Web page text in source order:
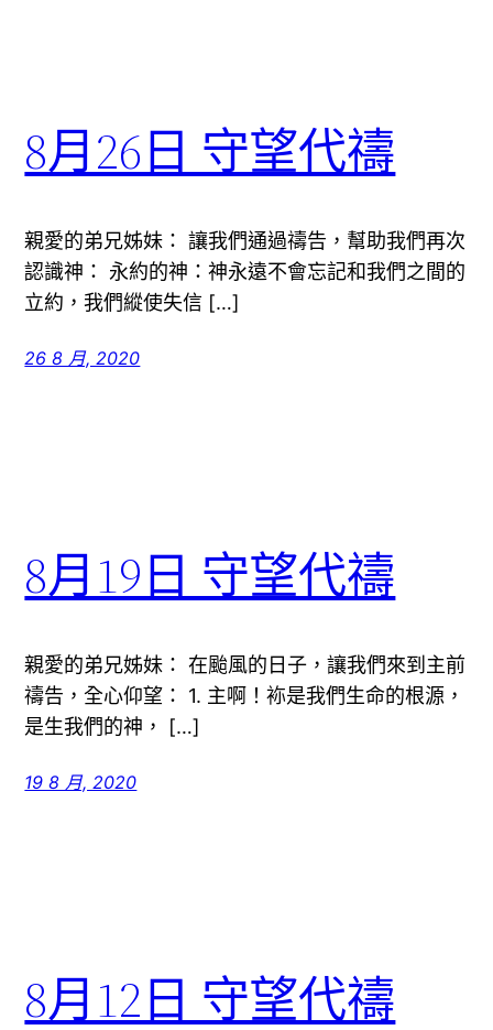
8月26日 守望代禱
親愛的弟兄姊妹： 讓我們通過禱告，幫助我們再次
認識神： 永約的神：神永遠不會忘記和我們之間的
立約，我們縱使失信 […]
26 8 月, 2020
8月19日 守望代禱
親愛的弟兄姊妹： 在颱風的日子，讓我們來到主前
禱告，全心仰望： 1. 主啊！袮是我們生命的根源，
是生我們的神， […]
19 8 月, 2020
8月12日 守望代禱